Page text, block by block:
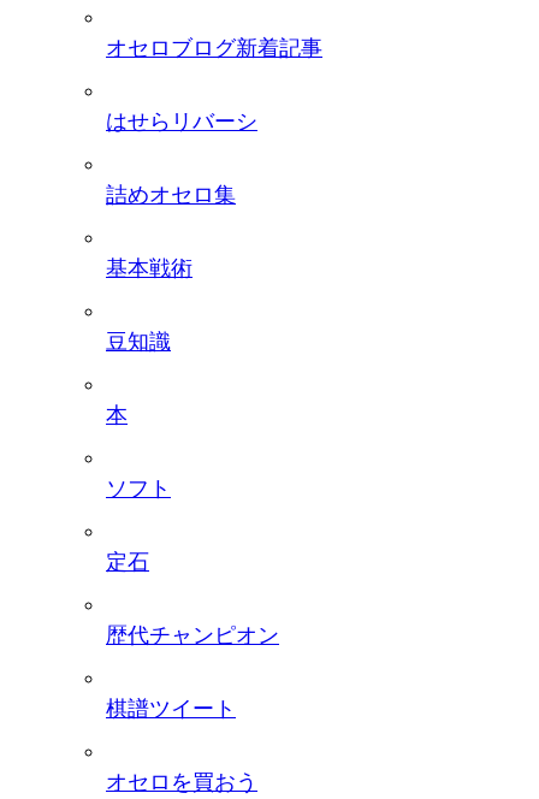
オセロブログ新着記事
はせらリバーシ
詰めオセロ集
基本戦術
豆知識
本
ソフト
定石
歴代チャンピオン
棋譜ツイート
オセロを買おう